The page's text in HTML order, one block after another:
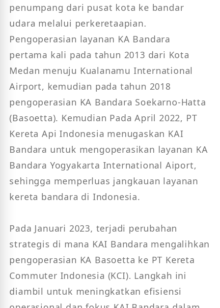
penumpang dari pusat kota ke bandar
udara melalui perkeretaapian.
Pengoperasian layanan KA Bandara
pertama kali pada tahun 2013 dari Kota
Medan menuju Kualanamu International
Airport, kemudian pada tahun 2018
pengoperasian KA Bandara Soekarno-Hatta
(Basoetta). Kemudian Pada April 2022, PT
Kereta Api Indonesia menugaskan KAI
Bandara untuk mengoperasikan layanan KA
Bandara Yogyakarta International Aiport,
sehingga memperluas jangkauan layanan
kereta bandara di Indonesia.
Pada Januari 2023, terjadi perubahan
strategis di mana KAI Bandara mengalihkan
pengoperasian KA Basoetta ke PT Kereta
Commuter Indonesia (KCI). Langkah ini
diambil untuk meningkatkan efisiensi